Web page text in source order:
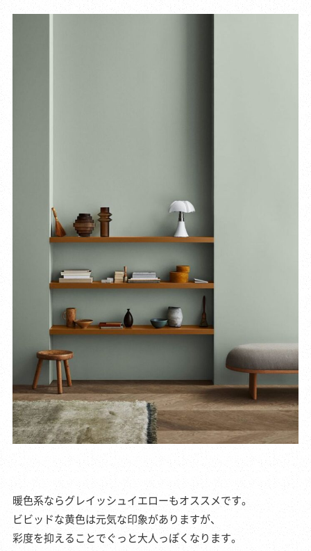
暖色系ならグレイッシュイエローもオススメです。
ビビッドな黄色は元気な印象がありますが、
彩度を抑えることでぐっと大人っぽくなります。